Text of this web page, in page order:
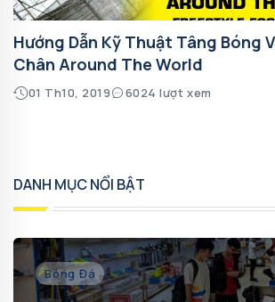
Hướng Dẫn Kỹ Thuật Tâng Bóng
Chân Around The World
01 Th10, 2019 6024 lượt xem
DANH MỤC NỔI BẬT
Bóng Đá